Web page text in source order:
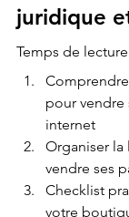
juridique
Temps de
pour vendre
internet
Organiser
vendre ses
Checklist
votre